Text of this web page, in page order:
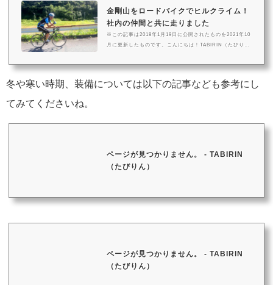
金剛山をロードバイクでヒルクライム！
社内の仲間と共に走りました
※この記事は2018年1月19日に公開されたものを2021年10
月に更新したものです。こんにちは！TABIRIN（たびり
イクリング部のイベントで訪れた、大阪府千早赤阪村の金
金剛山は大阪と奈良の府県境にある標高約1,125mの山で
冬や寒い時期、装備については以下の記事なども参考にし
てみてくださいね。
ページが見つかりません。 - TABIRIN
（たびりん）
ページが見つかりません。 - TABIRIN
（たびりん）